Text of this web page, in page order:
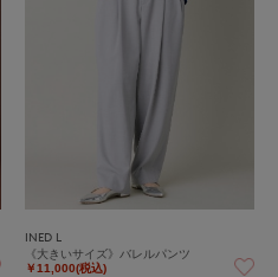
INED L
《大きいサイズ》バレルパンツ
￥11,000(税込)